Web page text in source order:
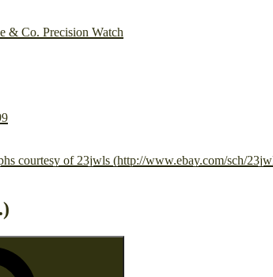
& Co. Precision Watch
courtesy of 23jwls (http://www.ebay.com/sch/